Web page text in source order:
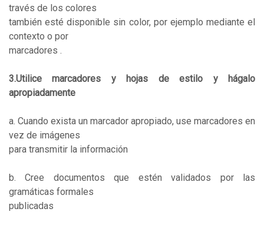
través de los colores
también esté disponible sin color, por ejemplo mediante el
contexto o por
marcadores .
3.Utilice marcadores y hojas de estilo y hágalo
apropiadamente
a. Cuando exista un marcador apropiado, use marcadores en
vez de imágenes
para transmitir la información
b. Cree documentos que estén validados por las
gramáticas formales
publicadas